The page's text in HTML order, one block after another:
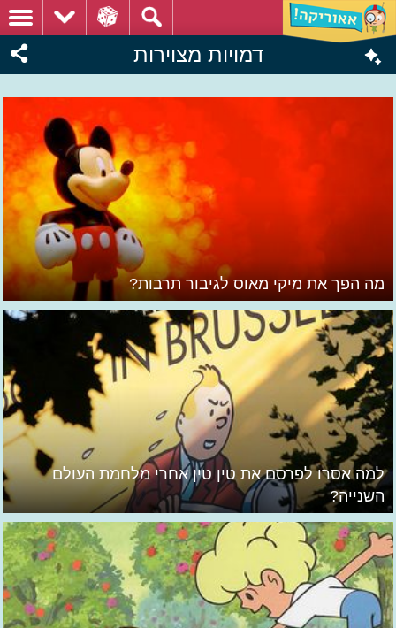
דמויות מצוירות
מה הפך את מיקי מאוס לגיבור תרבות?
למה אסרו לפרסם את טין טין אחרי מלחמת העולם
השנייה?